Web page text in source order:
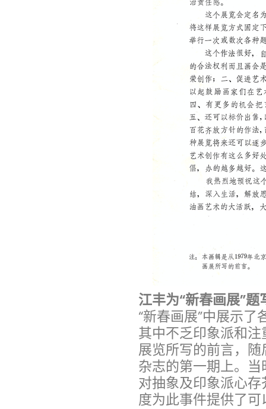
江丰为“新春画展”题
“新春画展”中展示
其中不乏印象派和
展览所写的前言，
杂志的第一期上。
对抽象及印象派心
度为此事件提供了